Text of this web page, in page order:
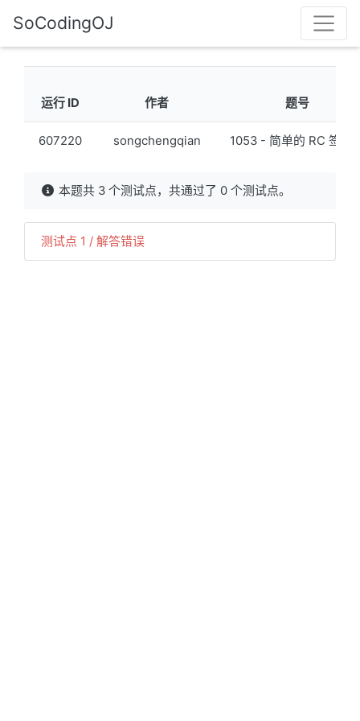
SoCodingOJ
运行 ID 作者 题号
607220 songchengqian 1053 - 简单的 RC 签到
本题共 3 个测试点，共通过了 0 个测试点。
测试点 1 / 解答错误